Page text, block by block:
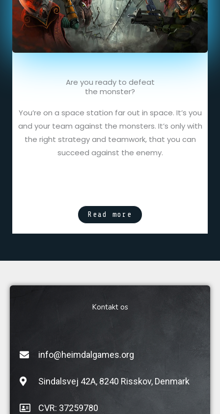
Are you ready to defeat
the monster?
You’re on a space station far out in space. It’s you
and your team against the monsters. It’s only with
the right strategy and teamwork, that you can
succeed against the enemy.
Read more
Kontakt os
info@heimdalgames.org
Sindalsvej 42A, 8240 Risskov, Denmark
CVR: 37259780